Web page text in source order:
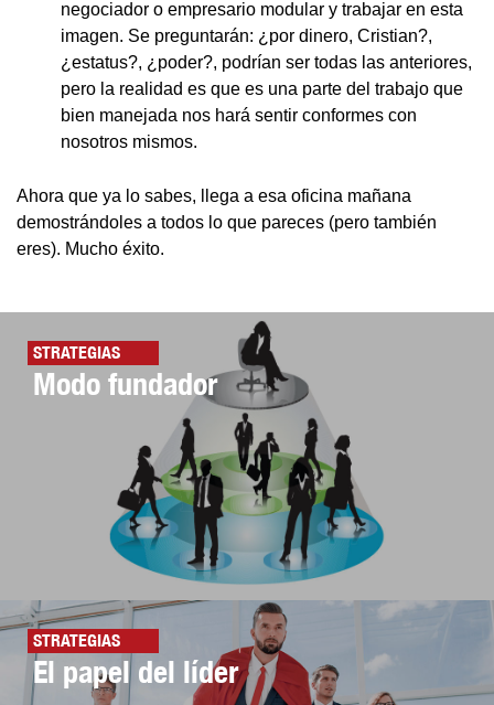
negociador o empresario modular y trabajar en esta
imagen. Se preguntarán: ¿por dinero, Cristian?,
¿estatus?, ¿poder?, podrían ser todas las anteriores,
pero la realidad es que es una parte del trabajo que
bien manejada nos hará sentir conformes con
nosotros mismos.
Ahora que ya lo sabes, llega a esa oficina mañana
demostrándoles a todos lo que pareces (pero también
eres). Mucho éxito.
STRATEGIAS
Modo fundador
STRATEGIAS
El papel del líder